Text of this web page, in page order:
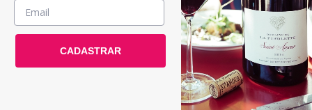
País / Região >
Le Club >
90
CADASTRAR